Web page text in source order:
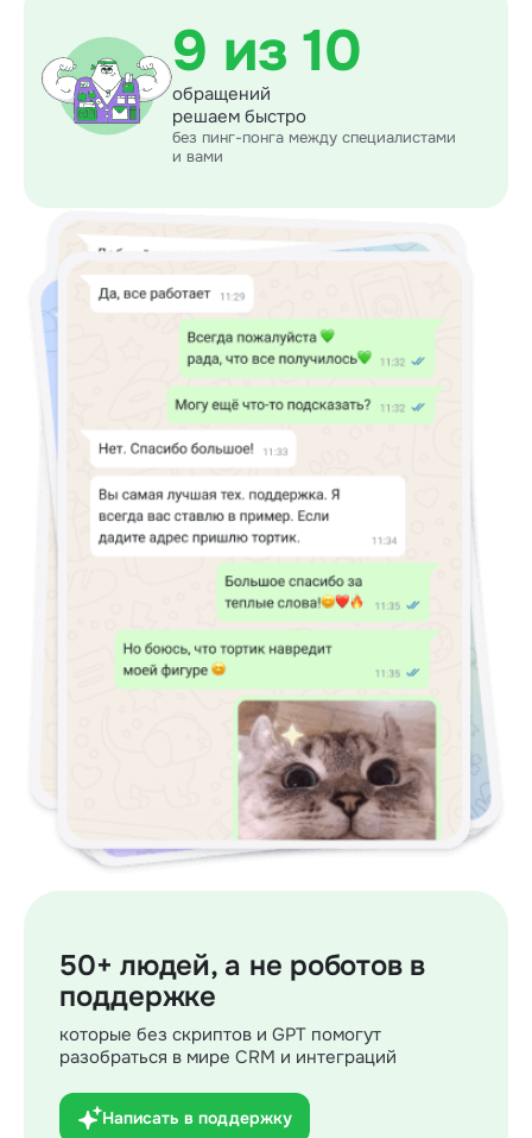
9 из 10
обращений
решаем быстро
без пинг-понга между специалистами
и вами
50+ людей, а не роботов в
поддержке
которые без скриптов и GPT помогут
разобраться в мире CRM и интеграций
Написать в поддержку